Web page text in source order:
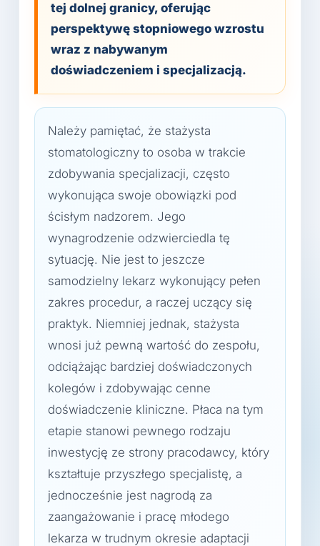
tej dolnej granicy, oferując
perspektywę stopniowego wzrostu
wraz z nabywanym
doświadczeniem i specjalizacją.
Należy pamiętać, że stażysta
stomatologiczny to osoba w trakcie
zdobywania specjalizacji, często
wykonująca swoje obowiązki pod
ścisłym nadzorem. Jego
wynagrodzenie odzwierciedla tę
sytuację. Nie jest to jeszcze
samodzielny lekarz wykonujący pełen
zakres procedur, a raczej uczący się
praktyk. Niemniej jednak, stażysta
wnosi już pewną wartość do zespołu,
odciążając bardziej doświadczonych
kolegów i zdobywając cenne
doświadczenie kliniczne. Płaca na tym
etapie stanowi pewnego rodzaju
inwestycję ze strony pracodawcy, który
kształtuje przyszłego specjalistę, a
jednocześnie jest nagrodą za
zaangażowanie i pracę młodego
lekarza w trudnym okresie adaptacji